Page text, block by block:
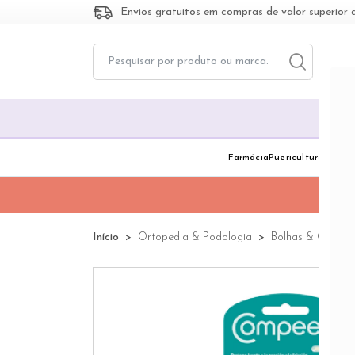
Envios gratuitos em compras de valor
FarmáciaToggle
Puericultura
Início Ortopedia & Podologia Bolhas & Calos